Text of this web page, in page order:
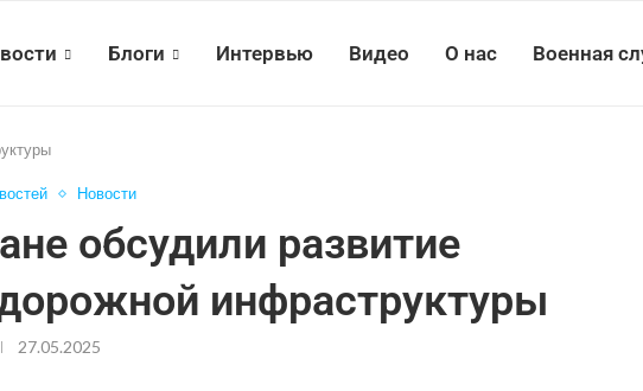
Блоги Интервью Видео О нас Военная
Новости
обсудили развитие
инфраструктуры
27.05.2025